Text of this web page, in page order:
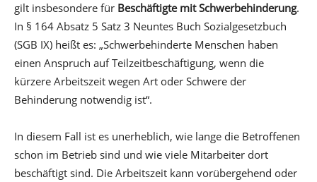
gilt insbesondere für Beschäftigte mit Schwerbehinderung.
In § 164 Absatz 5 Satz 3 Neuntes Buch Sozialgesetzbuch
(SGB IX) heißt es: „Schwerbehinderte Menschen haben
einen Anspruch auf Teilzeitbeschäftigung, wenn die
kürzere Arbeitszeit wegen Art oder Schwere der
Behinderung notwendig ist“.
In diesem Fall ist es unerheblich, wie lange die Betroffenen
schon im Betrieb sind und wie viele Mitarbeiter dort
beschäftigt sind. Die Arbeitszeit kann vorübergehend oder